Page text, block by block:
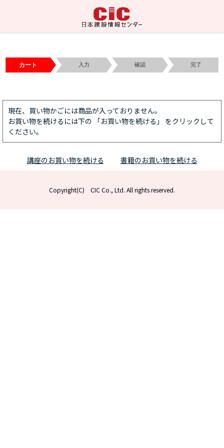
カート 入力 確認 完了
現在、買い物かごには商品が入っておりません。
お買い物を続けるには下の 「お買い物を続ける」 をクリックして
ください。
講座のお買い物を続ける 書籍のお買い物を続ける
Copyright(C) CIC Co., Ltd. All rights reserved.